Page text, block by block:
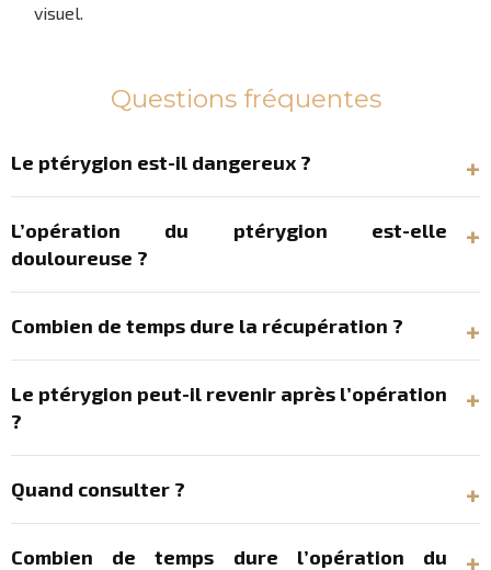
visuel.
Questions fréquentes
Le ptérygion est-il dangereux ?
L’opération du ptérygion est-elle
douloureuse ?
Combien de temps dure la récupération ?
Le ptérygion peut-il revenir après l’opération
?
Quand consulter ?
Combien de temps dure l’opération du